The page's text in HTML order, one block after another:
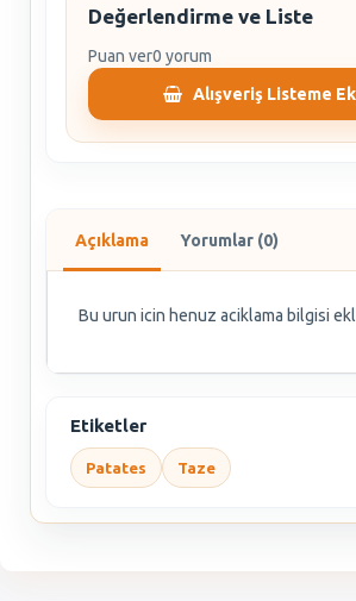
Değerlendirme ve Liste
Puan ver0 yorum
Alışveriş Listeme
Açıklama Yorumlar (0)
Bu urun icin henuz aciklama bilgisi
Etiketler
Patates Taze